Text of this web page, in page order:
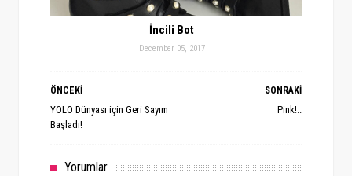
İncili Bot
December 05, 2017
SONRAKİ
Pink!..
ÖNCEKİ
YOLO Dünyası için Geri Sayım
Başladı!
Yorumlar